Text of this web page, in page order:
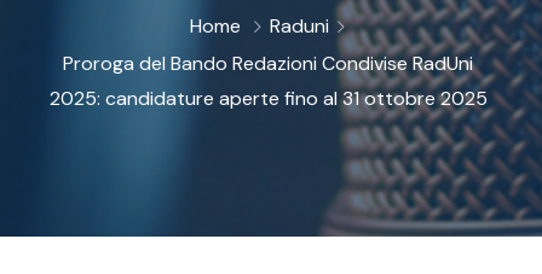
Home
Raduni
Proroga del Bando Redazioni Condivise RadUni
2025: candidature aperte fino al 31 ottobre 2025